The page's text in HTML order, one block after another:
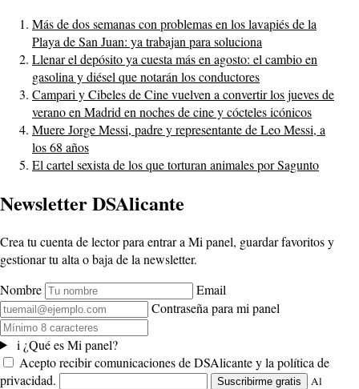
Más de dos semanas con problemas en los lavapiés de la
Playa de San Juan: ya trabajan para soluciona
Llenar el depósito ya cuesta más en agosto: el cambio en
gasolina y diésel que notarán los conductores
Campari y Cibeles de Cine vuelven a convertir los jueves de
verano en Madrid en noches de cine y cócteles icónicos
Muere Jorge Messi, padre y representante de Leo Messi, a
los 68 años
El cartel sexista de los que torturan animales por Sagunto
Newsletter DSAlicante
Crea tu cuenta de lector para entrar a Mi panel, guardar favoritos y
gestionar tu alta o baja de la newsletter.
Nombre
Email
Contraseña para mi panel
i ¿Qué es Mi panel?
Acepto recibir comunicaciones de DSAlicante y la política de
privacidad.
Suscribirme gratis
Al